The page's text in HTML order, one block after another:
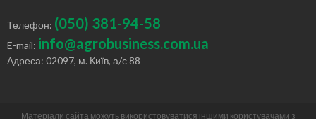
Телефон: (050) 381-94-58
E-mail: info@agrobusiness.com.ua
Адреса: 02097, м. Київ, а/с 88
Матеріали сайта можуть використовуватися іншими користувачами з